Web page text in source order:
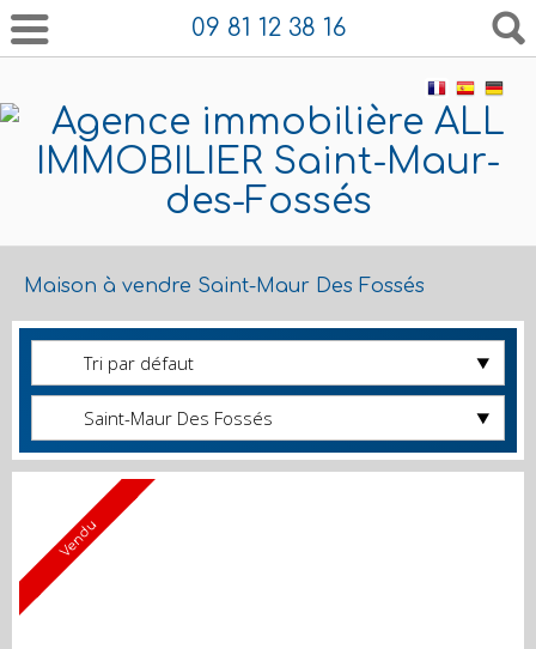
09 81 12 38 16
Maison à vendre Saint-Maur Des Fossés
Tri par défaut
Saint-Maur Des Fossés
Vendu